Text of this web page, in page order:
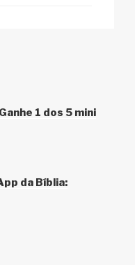
1 dos 5 mini
da Bíblia: